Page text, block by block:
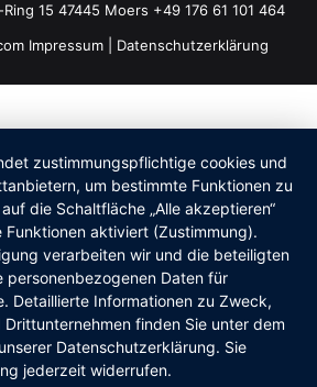
15 47445 Moers +49 176 61 101 464
Impressum Datenschutzerklärung
zustimmungspflichtige cookies und
um bestimmte Funktionen zu
die Schaltfläche „Alle akzeptieren“
Funktionen aktiviert (Zustimmung).
verarbeiten wir und die beteiligten
personenbezogenen Daten für
Detaillierte Informationen zu Zweck,
finden Sie unter dem
Datenschutzerklärung. Sie
jederzeit widerrufen.